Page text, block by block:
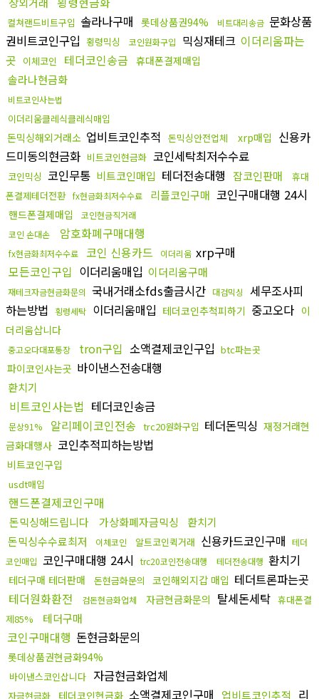
컬쳐랜드비트구입 솔라나구매 롯데상품권94% 비트대리송금 문화상품
권비트코인구입 횡령믹싱 코인원화구입 믹싱재테크 이더리움파는
곳 이체코인 테더코인송금 휴대폰결제매입
솔라나현금화
비트코인사는법
이더리움클레식클레식매입
돈믹싱해외거래소 업비트코인추적 돈믹싱안전업체 xrp매입 신용카
드미동의현금화 비트코인현금화 코인세탁최저수수료
코인믹싱 코인무통 비트코인매입 테더전송대행 잡코인판매
휴대
폰결제테더전환 fx현금화최저수수료 리플코인구매 코인구매대행 24시
핸드폰결제매입
코인현금직거래
코인 손대손
암호화폐구매대행
fx현금화최저수수료 코인 신용카드 이더리움 xrp구매
모든코인구입 이더리움매입 이더리움구매
재테크자금현금화문의 국내거래소fds출금시간 대검믹싱
세무조사피
하는방법 횡령세탁 이더리움매입 테더코인추척피하기 중고오다 이
더리움삽니다
중고오다대포통장 tron구입 소액결제코인구입 btc파는곳
파이코인사는곳 바이낸스전송대행
환치기
비트코인사는법 테더코인송금
문상91% 알리페이코인전송 trc20원화구입 테더돈믹싱 재정거래현
금화대행사 코인추적피하는방법
비트코인구입
usdt매입
핸드폰결제코인구매
돈믹싱해드립니다 가상화폐자금믹싱
환치기
돈믹싱수수료최저
이체코인 알트코인퀵거래 신용카드코인구매 테더
코인매입 코인구매대행 24시 trc20코인전송대행 테더전송대행 환치기
테더구매 테더판매 돈현금화문의 코인해외지갑 매입 테더트론파는곳
테더원화환전
검돈현금화업체 자금현금화문의 탈세돈세탁 휴대폰결
제85%
테더구매
코인구매대행 돈현금화문의
롯데상품권현금화94%
바이낸스코인삽니다 자금현금화업체
자금현금화 테더코인현금화 소액결제코인구매 업비트코인추적 리